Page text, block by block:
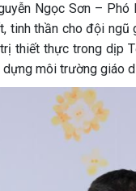
Ngọc Sơn –
tinh thần cho đội
thiết thực trong dịp
môi trường giáo